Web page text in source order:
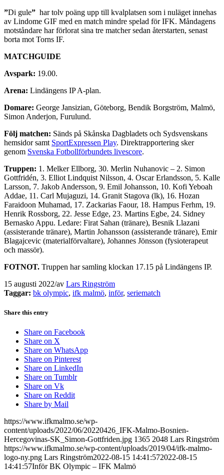
”Di gule” har tolv poäng upp till kvalplatsen som i nuläget innehas
av Lindome GIF med en match mindre spelad för IFK. Måndagens
motståndare har förlorat sina tre matcher sedan återstarten, senast
borta mot Torns IF.
MATCHGUIDE
Avspark: 19.00.
Arena: Lindängens IP A-plan.
Domare: George Jansizian, Göteborg, Bendik Borgström, Malmö,
Simon Anderjon, Furulund.
Följ matchen: Sänds på Skånska Dagbladets och Sydsvenskans
hemsidor samt SportExpressen Play. Direktrapportering sker
genom Svenska Fotbollförbundets livescore.
Truppen: 1. Melker Ellborg, 30. Merlin Nuhanovic – 2. Simon
Gottfridén, 3. Elliot Lindquist Nilsson, 4. Oscar Erlandsson, 5. Kalle
Larsson, 7. Jakob Andersson, 9. Emil Johansson, 10. Kofi Yeboah
Addae, 11. Carl Mujaguzi, 14. Granit Stagova (lk), 16. Hozan
Faraidoon Muhamad, 17. Zackarias Faour, 18. Hampus Ferhm, 19.
Henrik Rossborg, 22. Jesse Edge, 23. Martins Egbe, 24. Sidney
Bernasko Appu. Ledare: Firat Sahan (tränare), Besnik Llazani
(assisterande tränare), Martin Johansson (assisterande tränare), Emir
Blagajcevic (materialförvaltare), Johannes Jönsson (fysioterapeut
och massör).
FOTNOT. Truppen har samling klockan 17.15 på Lindängens IP.
15 augusti 2022/av Lars Ringström
Taggar: bk olympic, ifk malmö, inför, seriematch
Share this entry
Share on Facebook
Share on X
Share on WhatsApp
Share on Pinterest
Share on LinkedIn
Share on Tumblr
Share on Vk
Share on Reddit
Share by Mail
https://www.ifkmalmo.se/wp-
content/uploads/2022/06/20220426_IFK-Malmo-Bosnien-
Hercegovinas-SK_Simon-Gottfriden.jpg 1365 2048 Lars Ringström
https://www.ifkmalmo.se/wp-content/uploads/2019/04/ifk-malmo-
logo-ny.png Lars Ringström2022-08-15 14:41:572022-08-15
14:41:57Inför BK Olympic – IFK Malmö